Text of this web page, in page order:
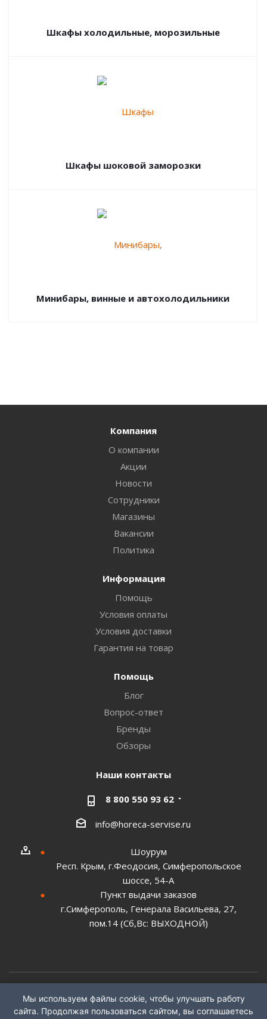
Шкафы холодильные, морозильные
Шкафы шоковой заморозки
Минибары, винные и автохолодильники
Компания
О компании
Акции
Новости
Сотрудники
Магазины
Вакансии
Политика
Информация
Помощь
Условия оплаты
Условия доставки
Гарантия на товар
Помощь
Блог
Вопрос-ответ
Бренды
Обзоры
Наши контакты
8 800 550 93 62
info@horeca-servise.ru
Шоурум
Респ. Крым, г.Феодосия, Симферопольское
шоссе, 54-А
Пункт выдачи заказов
г.Симферополь, Генерала Васильева, 27,
пом.14 (Сб,Вс: ВЫХОДНОЙ)
2026 ©ГК "ХоРеКа Сервис"
Мы используем файлы cookie, чтобы улучшать работу
сайта. Продолжая пользоваться сайтом, вы соглашаетесь